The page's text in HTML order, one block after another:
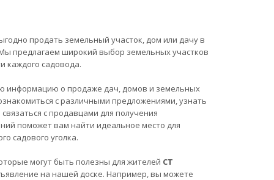
продать земельный участок, дом или дачу в
предлагаем широкий выбор земельных участков
каждого садовода.
информацию о продаже дач, домов и земельных
с различными предложениями, узнать
с продавцами для получения
поможет вам найти идеальное место для
садового уголка.
могут быть полезны для жителей СТ
на нашей доске. Например, вы можете